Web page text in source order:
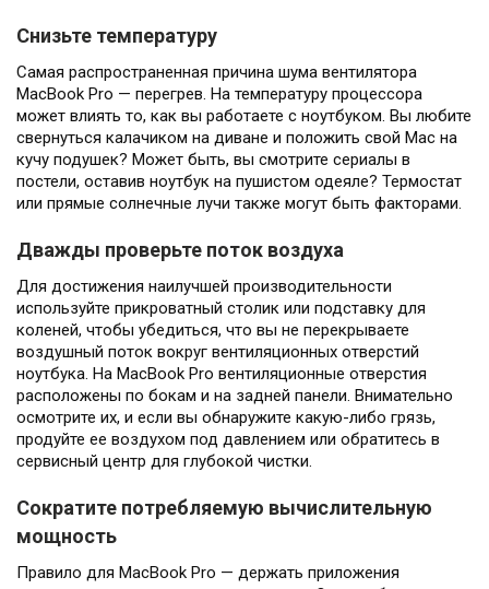
Снизьте температуру
Самая распространенная причина шума вентилятора
MacBook Pro — перегрев. На температуру процессора
может влиять то, как вы работаете с ноутбуком. Вы любите
свернуться калачиком на диване и положить свой Mac на
кучу подушек? Может быть, вы смотрите сериалы в
постели, оставив ноутбук на пушистом одеяле? Термостат
или прямые солнечные лучи также могут быть факторами.
Дважды проверьте поток воздуха
Для достижения наилучшей производительности
используйте прикроватный столик или подставку для
коленей, чтобы убедиться, что вы не перекрываете
воздушный поток вокруг вентиляционных отверстий
ноутбука. На MacBook Pro вентиляционные отверстия
расположены по бокам и на задней панели. Внимательно
осмотрите их, и если вы обнаружите какую-либо грязь,
продуйте ее воздухом под давлением или обратитесь в
сервисный центр для глубокой чистки.
Сократите потребляемую вычислительную
мощность
Правило для MacBook Pro — держать приложения